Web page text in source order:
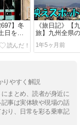
697】冬
日をに
両編成
《旅日記》【
旅】九州全県
て～最後に見
1年5ヶ月前
りやすく解説
まとめ、読者が身近に
事は実体験や現場の話
り、日常を彩る乗車記